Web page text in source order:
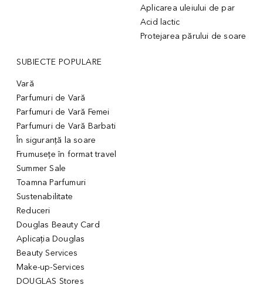
Aplicarea uleiului de par
Acid lactic
Protejarea părului de soare
SUBIECTE POPULARE
Vară
Parfumuri de Vară
Parfumuri de Vară Femei
Parfumuri de Vară Barbati
În siguranță la soare
Frumusețe în format travel
Summer Sale
Toamna Parfumuri
Sustenabilitate
Reduceri
Douglas Beauty Card
Aplicația Douglas
Beauty Services
Make-up-Services
DOUGLAS Stores